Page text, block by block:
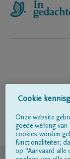
Volg ons op
Cookie
Onze website
goede werking
cookies worden
functionaliteiten;
op “Aanvaard alle